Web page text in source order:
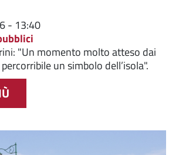
- 13:40
"Un momento molto atteso dai
un simbolo dell’isola".